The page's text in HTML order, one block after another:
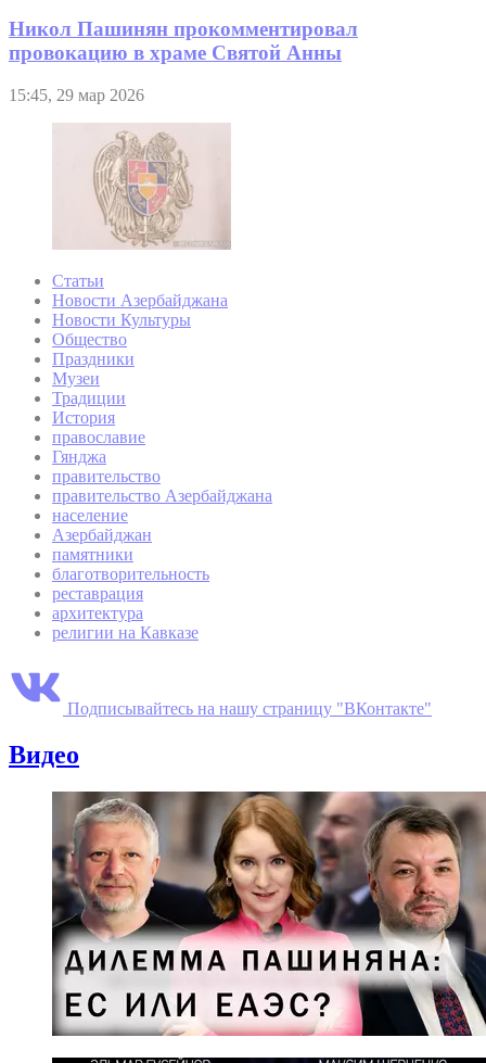
Никол Пашинян прокомментировал
провокацию в храме Святой Анны
15:45, 29 мар 2026
Статьи
Новости Азербайджана
Новости Культуры
Общество
Праздники
Музеи
Традиции
История
православие
Гянджа
правительство
правительство Азербайджана
население
Азербайджан
памятники
благотворительность
реставрация
архитектура
религии на Кавказе
Подписывайтесь на нашу страницу "ВКонтакте"
Видео